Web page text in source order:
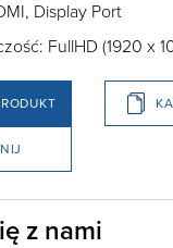
Display Port
FullHD (1920 x
z nami